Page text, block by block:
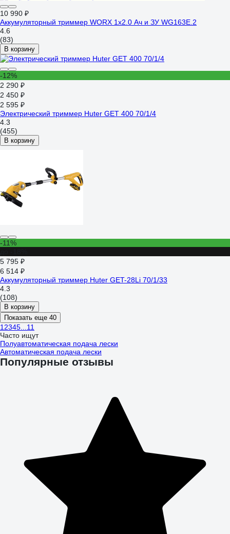
10 990 ₽
Аккумуляторный триммер WORX 1х2.0 Ач и ЗУ WG163E.2
4.6
(83)
В корзину
-12%
2 290 ₽
2 450 ₽
2 595 ₽
Электрический триммер Huter GET 400 70/1/4
4.3
(455)
В корзину
-11%
5 795 ₽
6 514 ₽
Аккумуляторный триммер Huter GET-28Li 70/1/33
4.3
(108)
В корзину
Показать еще 40
1 2345
11
Часто ищут
Полуавтоматическая подача лески
Автоматическая подача лески
Популярные отзывы